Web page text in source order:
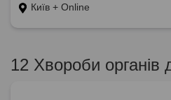
Київ + Online
12 Хвороби органів